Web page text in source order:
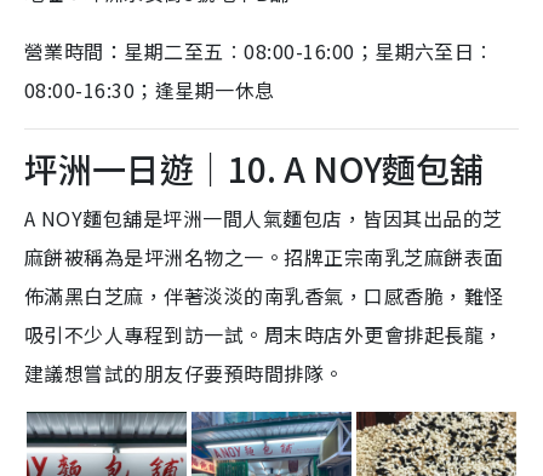
營業時間：星期二至五︰08:00-16:00；星期六至日︰
08:00-16:30；逢星期一休息
坪洲一日遊｜10. A NOY麵包舖
A NOY麵包舖是坪洲一間人氣麵包店，皆因其出品的芝
麻餅被稱為是坪洲名物之一。招牌正宗南乳芝麻餅表面
佈滿黑白芝麻，伴著淡淡的南乳香氣，口感香脆，難怪
吸引不少人專程到訪一試。周末時店外更會排起長龍，
建議想嘗試的朋友仔要預時間排隊。